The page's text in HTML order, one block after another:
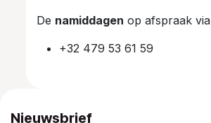
De namiddagen op afspraak via
+32 479 53 61 59
Nieuwsbrief